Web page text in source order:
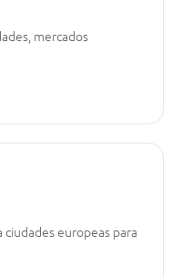
mercados
europeas para